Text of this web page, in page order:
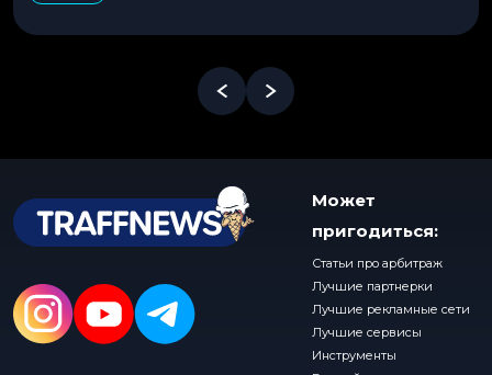
Может
пригодиться:
Статьи про арбитраж
Лучшие партнерки
Лучшие рекламные сети
Лучшие сервисы
Инструменты